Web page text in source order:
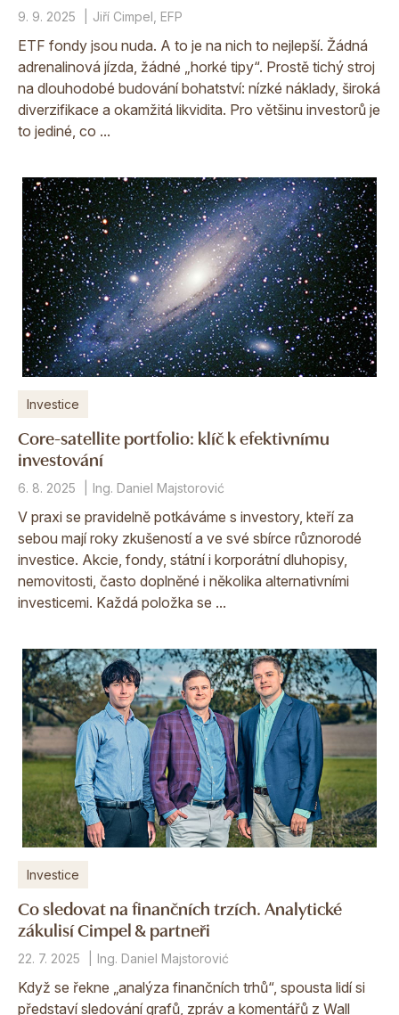
9. 9. 2025 Jiří Cimpel, EFP
ETF fondy jsou nuda. A to je na nich to nejlepší. Žádná
adrenalinová jízda, žádné „horké tipy“. Prostě tichý stroj
na dlouhodobé budování bohatství: nízké náklady, široká
diverzifikace a okamžitá likvidita. Pro většinu investorů je
to jediné, co ...
Investice
Core-satellite portfolio: klíč k efektivnímu
investování
6. 8. 2025 Ing. Daniel Majstorović
V praxi se pravidelně potkáváme s investory, kteří za
sebou mají roky zkušeností a ve své sbírce různorodé
investice. Akcie, fondy, státní i korporátní dluhopisy,
nemovitosti, často doplněné i několika alternativními
investicemi. Každá položka se ...
Investice
Co sledovat na finančních trzích. Analytické
zákulisí Cimpel & partneři
22. 7. 2025 Ing. Daniel Majstorović
Když se řekne „analýza finančních trhů“, spousta lidí si
představí sledování grafů, zpráv a komentářů z Wall